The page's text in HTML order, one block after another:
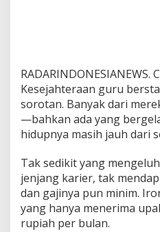
RADARINDONESIANEWS.
Kesejahteraan guru
sorotan. Banyak dari
—bahkan ada yang
hidupnya masih jauh dari
Tak sedikit yang
jenjang karier, tak
dan gajinya pun minim.
yang hanya menerima
rupiah per bulan.